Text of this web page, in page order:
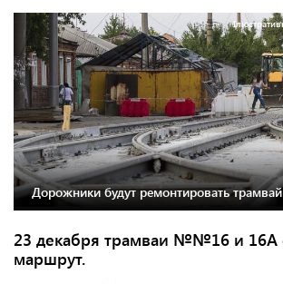
Дорожники будут ремонтировать
23 декабря трамваи №№16 и 16А
маршрут.